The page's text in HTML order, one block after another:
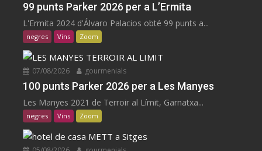
99 punts Parker 2026 per a L’Ermita
L'Ermita 2024 d'Álvaro Palacios obté 99 punts a...
negres Vins Zoom
07/08/2026 gourmenials
100 punts Parker 2026 per a Les Manyes
Les Manyes 2021 de Terroir al Límit, Garnatxa...
negres Vins Zoom